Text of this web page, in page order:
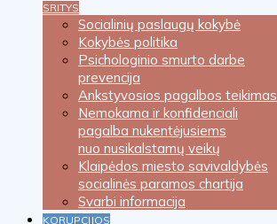
SRITYS
Socialinių paslaugų kokybė
Kokybės politika
Psichologinio smurto darbe
prevencija
Ankstyvosios pagalbos teikimas
Nemokama ir konfidenciali
pagalba nukentėjusiems
nuo nusikalstamų veikų
Klaipėdos miesto savivaldybės
socialinės paramos chartija
Svarbi informacija
KORUPCIJOS